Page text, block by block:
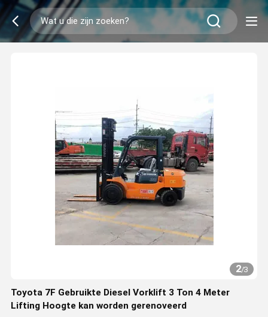
2/3
Toyota 7F Gebruikte Diesel Vorklift 3 Ton 4 Meter
Lifting Hoogte kan worden gerenoveerd